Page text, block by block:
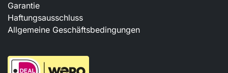
Garantie
Haftungsausschluss
Allgemeine Geschäftsbedingungen